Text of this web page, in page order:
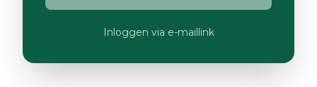
Inloggen via e-maillink